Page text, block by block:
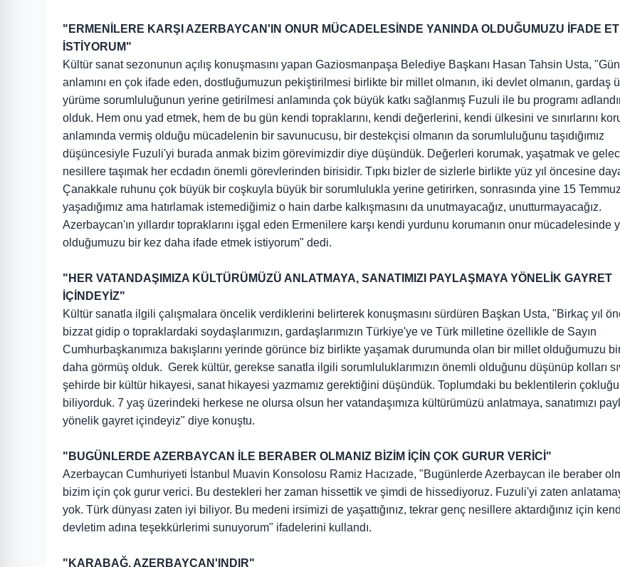
"ERMENİLERE KARŞI AZERBAYCAN'IN ONUR MÜCADELESİNDE YANINDA OLDUĞUMUZU İFADE
İSTİYORUM"
Kültür sanat sezonunun açılış konuşmasını yapan Gaziosmanpaşa Belediye Başkanı Hasan Tahsin Usta,
anlamını en çok ifade eden, dostluğumuzun pekiştirilmesi birlikte bir millet olmanın, iki devlet olmanın, gardaş
yürüme sorumluluğunun yerine getirilmesi anlamında çok büyük katkı sağlanmış Fuzuli ile bu programı
olduk. Hem onu yad etmek, hem de bu gün kendi topraklarını, kendi değerlerini, kendi ülkesini ve sınırlarını
anlamında vermiş olduğu mücadelenin bir savunucusu, bir destekçisi olmanın da sorumluluğunu taşıdığımız
düşüncesiyle Fuzuli'yi burada anmak bizim görevimizdir diye düşündük. Değerleri korumak, yaşatmak ve
nesillere taşımak her ecdadın önemli görevlerinden birisidir. Tıpkı bizler de sizlerle birlikte yüz yıl öncesine
Çanakkale ruhunu çok büyük bir coşkuyla büyük bir sorumlulukla yerine getirirken, sonrasında yine 15
yaşadığımız ama hatırlamak istemediğimiz o hain darbe kalkışmasını da unutmayacağız, unutturmayacağız.
Azerbaycan'ın yıllardır topraklarını işgal eden Ermenilere karşı kendi yurdunu korumanın onur mücadelesinde
olduğumuzu bir kez daha ifade etmek istiyorum" dedi.
"HER VATANDAŞIMIZA KÜLTÜRÜMÜZÜ ANLATMAYA, SANATIMIZI PAYLAŞMAYA YÖNELİK GAYRET
İÇİNDEYİZ"
Kültür sanatla ilgili çalışmalara öncelik verdiklerini belirterek konuşmasını sürdüren Başkan Usta, "Birkaç yıl
bizzat gidip o topraklardaki soydaşlarımızın, gardaşlarımızın Türkiye'ye ve Türk milletine özellikle de Sayın
Cumhurbaşkanımıza bakışlarını yerinde görünce biz birlikte yaşamak durumunda olan bir millet olduğumuzu
daha görmüş olduk. Gerek kültür, gerekse sanatla ilgili sorumluluklarımızın önemli olduğunu düşünüp kolları
şehirde bir kültür hikayesi, sanat hikayesi yazmamız gerektiğini düşündük. Toplumdaki bu beklentilerin
biliyorduk. 7 yaş üzerindeki herkese ne olursa olsun her vatandaşımıza kültürümüzü anlatmaya, sanatımızı
yönelik gayret içindeyiz" diye konuştu.
"BUGÜNLERDE AZERBAYCAN İLE BERABER OLMANIZ BİZİM İÇİN ÇOK GURUR VERİCİ"
Azerbaycan Cumhuriyeti İstanbul Muavin Konsolosu Ramiz Hacızade, "Bugünlerde Azerbaycan ile beraber
bizim için çok gurur verici. Bu destekleri her zaman hissettik ve şimdi de hissediyoruz. Fuzuli'yi zaten
yok. Türk dünyası zaten iyi biliyor. Bu medeni irsimizi de yaşattığınız, tekrar genç nesillere aktardığınız için
devletim adına teşekkürlerimi sunuyorum" ifadelerini kullandı.
"KARABAĞ, AZERBAYCAN'INDIR"